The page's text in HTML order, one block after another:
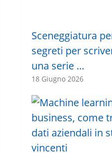
Sceneggiatura
segreti per
una serie …
18 Giugno 2026